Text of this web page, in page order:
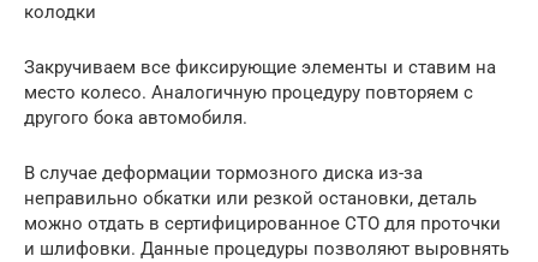
колодки
Закручиваем все фиксирующие элементы и ставим на
место колесо. Аналогичную процедуру повторяем с
другого бока автомобиля.
В случае деформации тормозного диска из-за
неправильно обкатки или резкой остановки, деталь
можно отдать в сертифицированное СТО для проточки
и шлифовки. Данные процедуры позволяют выровнять